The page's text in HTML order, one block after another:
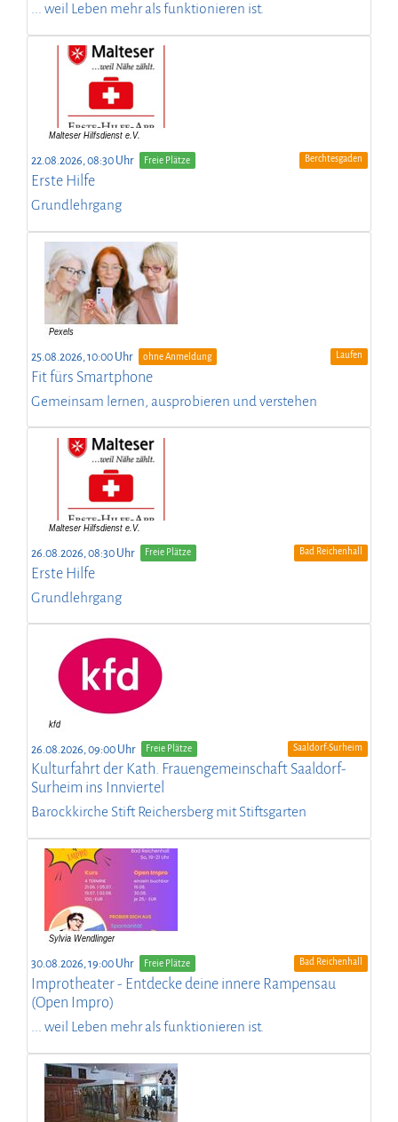
... weil Leben mehr als funktionieren ist.
22.08.2026, 08:30 Uhr Freie Plätze Berchtesgaden
Erste Hilfe
Grundlehrgang
25.08.2026, 10:00 Uhr ohne Anmeldung Laufen
Fit fürs Smartphone
Gemeinsam lernen, ausprobieren und verstehen
26.08.2026, 08:30 Uhr Freie Plätze Bad Reichenhall
Erste Hilfe
Grundlehrgang
26.08.2026, 09:00 Uhr Freie Plätze Saaldorf-Surheim
Kulturfahrt der Kath. Frauengemeinschaft Saaldorf-
Surheim ins Innviertel
Barockkirche Stift Reichersberg mit Stiftsgarten
30.08.2026, 19:00 Uhr Freie Plätze Bad Reichenhall
Improtheater - Entdecke deine innere Rampensau
(Open Impro)
... weil Leben mehr als funktionieren ist.